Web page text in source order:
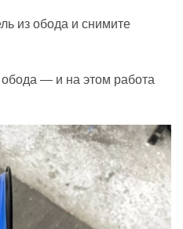
из обода и снимите
— и на этом работа